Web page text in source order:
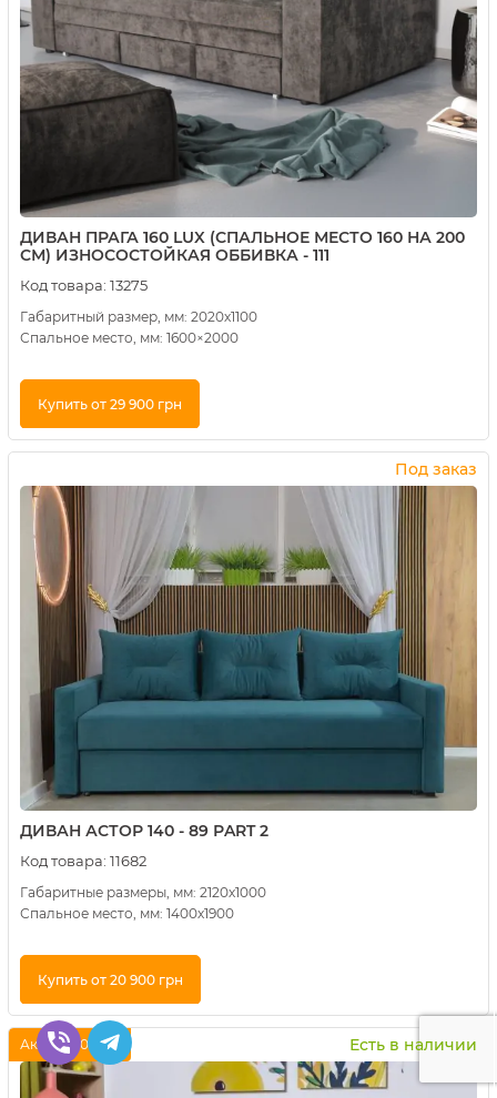
ДИВАН ПРАГА 160 LUX (СПАЛЬНОЕ МЕСТО 160 НА 200
СМ) ИЗНОСОСТОЙКАЯ ОББИВКА - 111
Код товара: 13275
Габаритный размер, мм: 2020х1100
Спальное место, мм: 1600×2000
Купить от 29 900 грн
Купить в 1 клик
Под заказ
ДИВАН АСТОР 140 - 89 РART 2
Код товара: 11682
Габаритные размеры, мм: 2120х1000
Спальное место, мм: 1400х1900
Купить от 20 900 грн
Купить в 1 клик
Есть в наличии
Акция -20.01 %